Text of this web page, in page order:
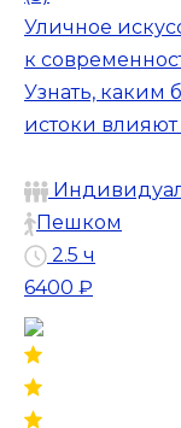
Уличное
к
Узнать, каким
истоки
Пешком
2.5 ч
6400 ₽